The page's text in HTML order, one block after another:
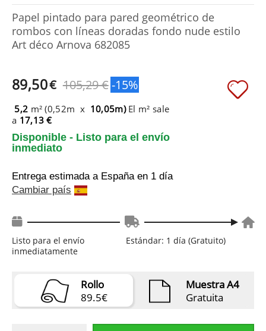
Papel pintado para pared geométrico de
rombos con líneas doradas fondo nude estilo
Art déco Arnova 682085
89,50€ 105,29 €-15%
5,2 m² (0,52m x 10,05m) El m² sale
a 17,13 €
Disponible - Listo para el envío
inmediato
Entrega estimada a España en 1 día
Cambiar país
Listo para el envío
inmediatamente
Estándar: 1 día (Gratuito)
Rollo
89.5€
Muestra A4
Gratuita